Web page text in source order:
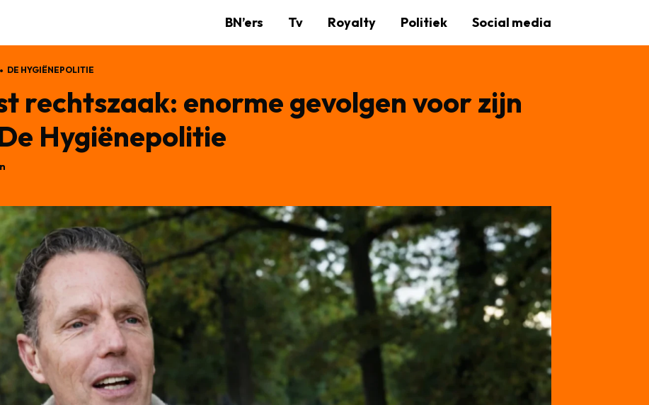
BN’ers Tv Royalty Politiek Social media
DE HYGIËNEPOLITIE
rechtszaak: enorme gevolgen voor zijn
Hygiënepolitie